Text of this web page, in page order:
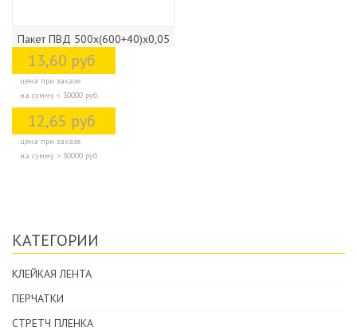
Пакет ПВД 500х(600+40)х0,05
13,60 руб
цена при заказе
на сумму < 30000 руб.
12,65 руб
цена при заказе
на сумму > 30000 руб.
КАТЕГОРИИ
КЛЕЙКАЯ ЛЕНТА
ПЕРЧАТКИ
СТРЕТЧ ПЛЕНКА